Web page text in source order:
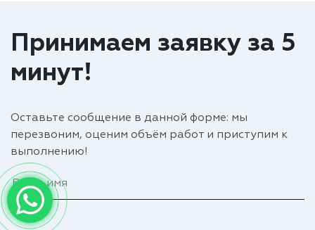
Принимаем заявку за 5
минут!
Оставьте сообщение в данной форме: мы
перезвоним, оценим объём работ и приступим к
выполнению!